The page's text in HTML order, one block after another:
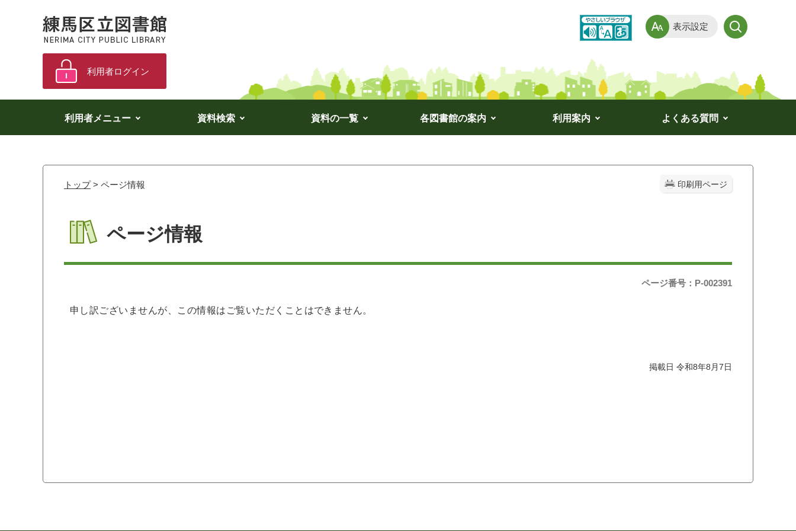
利用者ログイン
表示設定
利用者メニュー 資料検索 資料の一覧 各図書館の案内 利用案内 よくある質問
印刷用ページ
トップ> ページ情報
ページ情報
ページ番号：P-002391
申し訳ございませんが、この情報はご覧いただくことはできません。
掲載日 令和8年8月7日